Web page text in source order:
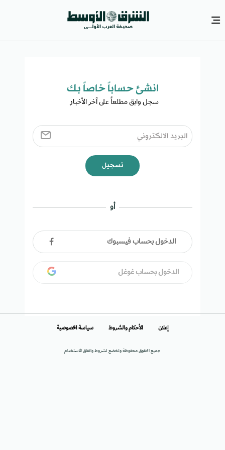
انشئ حساباً خاصاً بك​
سجل وابق مطلعاً على آخر الأخبار ​
تسجيل
أو
الدخول بحساب فيسبوك
الدخول بحساب غوغل
جميع الحقوق محفوظة وتخضع لشروط واتفاق الاستخدام
إعلان الأحكام والشروط سياسة الخصوصية